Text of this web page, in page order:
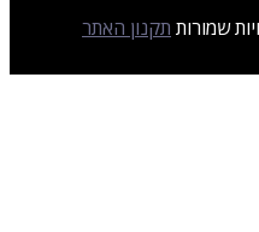
תקנון האתר